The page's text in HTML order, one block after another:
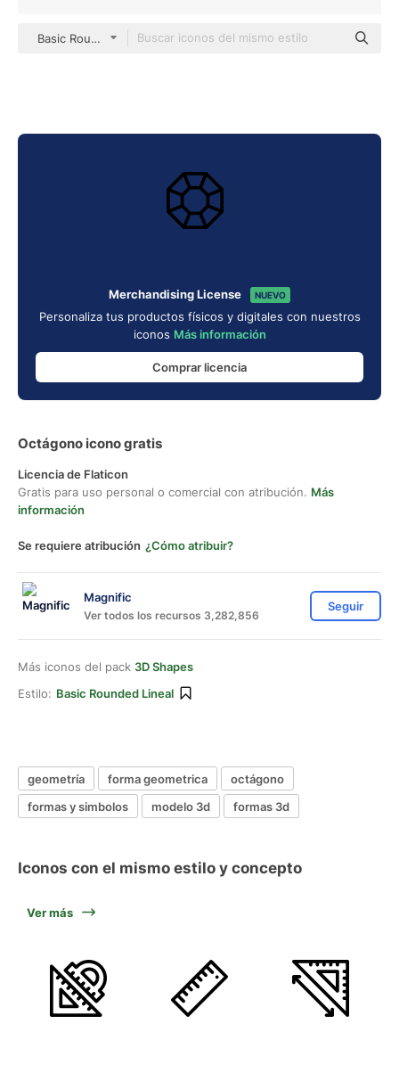
Basic Rounded Lineal
Merchandising License NUEVO
Personaliza tus productos físicos y digitales con nuestros
iconos Más información
Comprar licencia
Octágono icono gratis
Licencia de Flaticon
Gratis para uso personal o comercial con atribución. Más
información
Se requiere atribución ¿Cómo atribuir?
Magnific
Ver todos los recursos 3,282,856
Seguir
Más iconos del pack 3D Shapes
Estilo: Basic Rounded Lineal
geometría forma geometrica
octágono
formas y simbolos
modelo 3d formas 3d
Iconos con el mismo estilo y concepto
Ver más